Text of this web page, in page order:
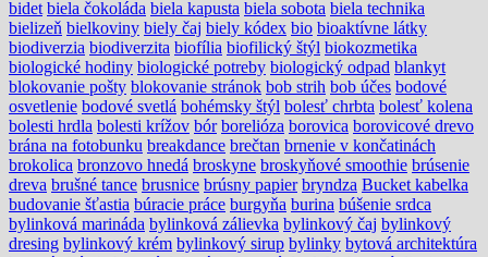
bidet biela čokoláda biela kapusta biela sobota biela technika
bielizeň bielkoviny biely čaj biely kódex bio bioaktívne látky
biodiverzia biodiverzita biofília biofilický štýl biokozmetika
biologické hodiny biologické potreby biologický odpad blankyt
blokovanie pošty blokovanie stránok bob strih bob účes bodové
osvetlenie bodové svetlá bohémsky štýl bolesť chrbta bolesť kolena
bolesti hrdla bolesti krížov bór borelióza borovica borovicové drevo
brána na fotobunku breakdance brečtan brnenie v končatinách
brokolica bronzovo hnedá broskyne broskyňové smoothie brúsenie
dreva brušné tance brusnice brúsny papier bryndza Bucket kabelka
budovanie šťastia búracie práce burgyňa burina búšenie srdca
bylinková marináda bylinková zálievka bylinkový čaj bylinkový
dresing bylinkový krém bylinkový sirup bylinky bytová architektúra